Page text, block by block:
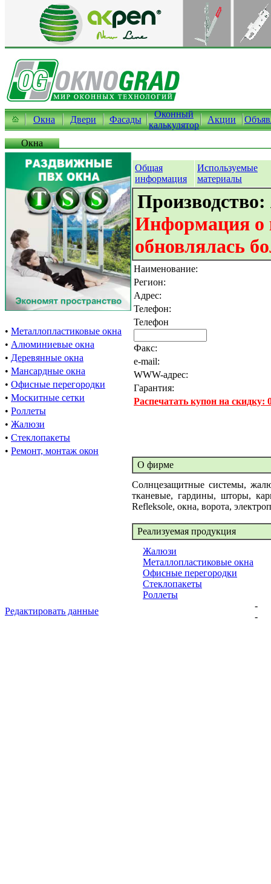
Окна Двери Фасады
Оконный
калькулятор
Акции
Окна
• Металлопластиковые окна
• Алюминиевые окна
• Деревянные окна
• Мансардные окна
• Офисные перегородки
• Москитные сетки
• Роллеты
• Жалюзи
• Стеклопакеты
• Ремонт, монтаж окон
Общая
информация
Используемые
материалы
Информация о
обновлялась
Наименование:
Регион:
Адрес:
Телефон:
Телефон
Факс:
e-mail:
WWW-адрес:
Гарантия:
Распечатать купон на скидку:
О фирме
Солнцезащитные системы,
тканевые, гардины, шторы,
Refleksole, окна, ворота,
Реализуемая продукция
Жалюзи
Металлопластиковые окна
Офисные перегородки
Стеклопакеты
Роллеты
Редактировать данные
-
-